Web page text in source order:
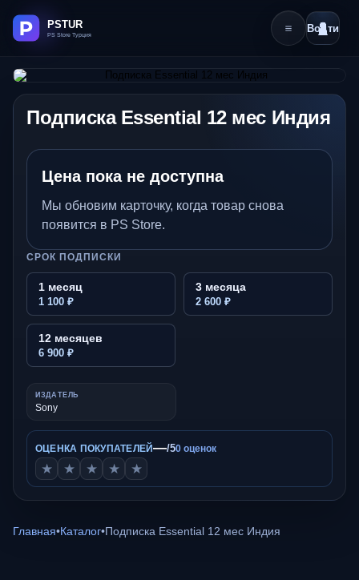
Войти
Подписка Essential 12 мес Индия
Цена пока не доступна
Мы обновим карточку, когда товар снова
появится в PS Store.
СРОК ПОДПИСКИ
1 месяц
1 100 ₽
3 месяца
2 600 ₽
12 месяцев
6 900 ₽
ИЗДАТЕЛЬ
Sony
ОЦЕНКА ПОКУПАТЕЛЕЙ—/50 оценок
★ ★ ★ ★ ★
Главная•Каталог•Подписка Essential 12 мес Индия